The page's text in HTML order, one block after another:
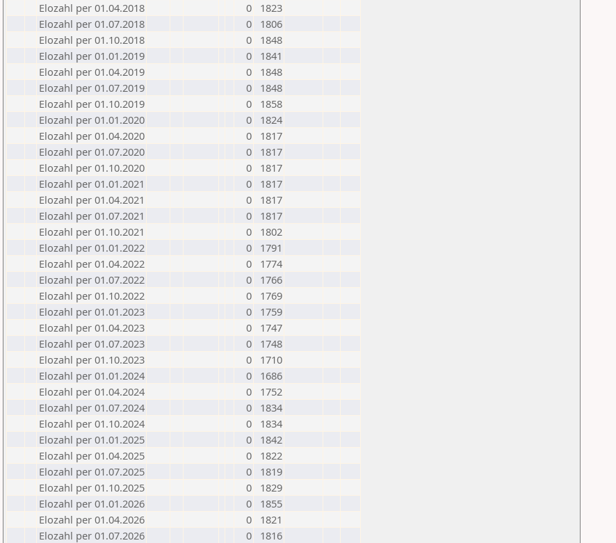
Elozahl per 01.04.2018
0
1823
Elozahl per 01.07.2018
0
1806
Elozahl per 01.10.2018
0
1848
Elozahl per 01.01.2019
0
1841
Elozahl per 01.04.2019
0
1848
Elozahl per 01.07.2019
0
1848
Elozahl per 01.10.2019
0
1858
Elozahl per 01.01.2020
0
1824
Elozahl per 01.04.2020
0
1817
Elozahl per 01.07.2020
0
1817
Elozahl per 01.10.2020
0
1817
Elozahl per 01.01.2021
0
1817
Elozahl per 01.04.2021
0
1817
Elozahl per 01.07.2021
0
1817
Elozahl per 01.10.2021
0
1802
Elozahl per 01.01.2022
0
1791
Elozahl per 01.04.2022
0
1774
Elozahl per 01.07.2022
0
1766
Elozahl per 01.10.2022
0
1769
Elozahl per 01.01.2023
0
1759
Elozahl per 01.04.2023
0
1747
Elozahl per 01.07.2023
0
1748
Elozahl per 01.10.2023
0
1710
Elozahl per 01.01.2024
0
1686
Elozahl per 01.04.2024
0
1752
Elozahl per 01.07.2024
0
1834
Elozahl per 01.10.2024
0
1834
Elozahl per 01.01.2025
0
1842
Elozahl per 01.04.2025
0
1822
Elozahl per 01.07.2025
0
1819
Elozahl per 01.10.2025
0
1829
Elozahl per 01.01.2026
0
1855
Elozahl per 01.04.2026
0
1821
Elozahl per 01.07.2026
0 1816